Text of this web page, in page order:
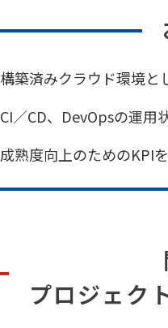
構築済みクラウド環境と
CI／CD、DevOpsの運用
成熟度向上のためのKPI
プロジェク